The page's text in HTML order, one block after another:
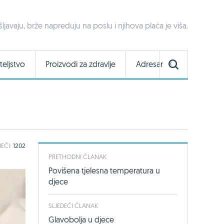
brže napreduju na poslu i njihova plaća je viša.
Proizvodi za zdravlje Adresar
1202
PRETHODNI ČLANAK
Povišena tjelesna temperatura u
djece
SLJEDEĆI ČLANAK
Glavobolja u djece